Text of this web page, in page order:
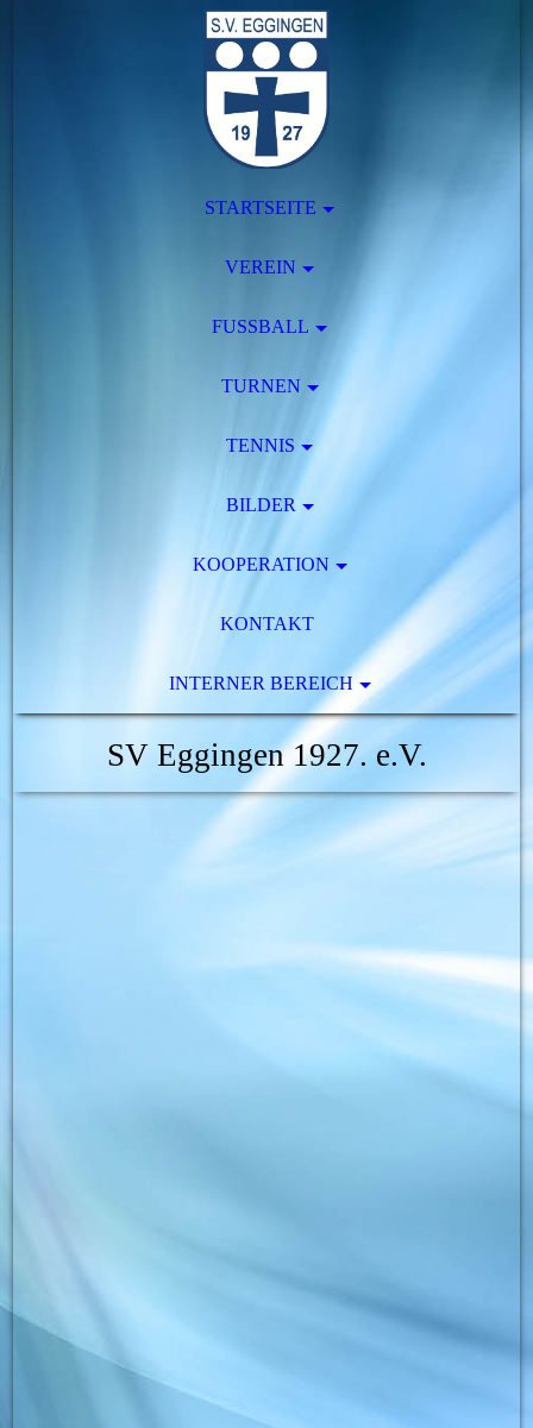
STARTSEITE
VEREIN
FUSSBALL
TURNEN
TENNIS
BILDER
KOOPERATION
KONTAKT
INTERNER BEREICH
SV Eggingen 1927. e.V.